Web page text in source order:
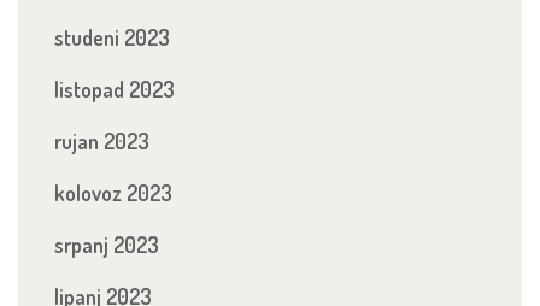
studeni 2023
listopad 2023
rujan 2023
kolovoz 2023
srpanj 2023
lipanj 2023